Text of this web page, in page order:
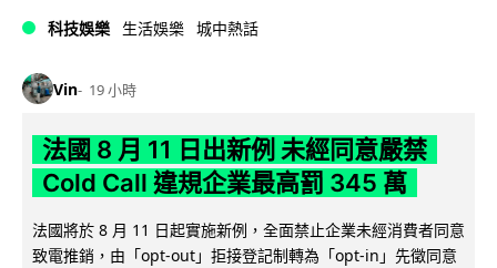
科技娛樂 生活娛樂 城中熱話
Vin 19 小時
法國 8 月 11 日出新例 未經同意嚴禁
Cold Call 違規企業最高罰 345 萬
法國將於 8 月 11 日起實施新例，全面禁止企業未經消費者同意
致電推銷，由「opt-out」拒接登記制轉為「opt-in」先徵同意